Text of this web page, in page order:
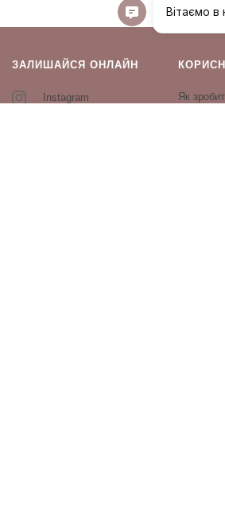
ЗАЛИШАЙСЯ ОНЛАЙН
Instagram Як